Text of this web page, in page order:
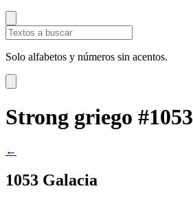
Solo alfabetos y números sin acentos.
Strong griego #1053
←
1053 Galacia